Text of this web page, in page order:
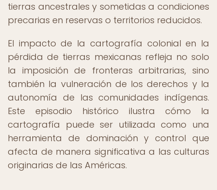
tierras ancestrales y sometidas a condiciones
precarias en reservas o territorios reducidos.
El impacto de la cartografía colonial en la
pérdida de tierras mexicanas refleja no solo
la imposición de fronteras arbitrarias, sino
también la vulneración de los derechos y la
autonomía de las comunidades indígenas.
Este episodio histórico ilustra cómo la
cartografía puede ser utilizada como una
herramienta de dominación y control que
afecta de manera significativa a las culturas
originarias de las Américas.